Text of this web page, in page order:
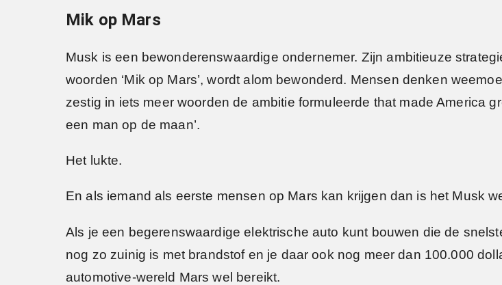
Mik op Mars
Musk is een bewonderenswaardige ondernemer. Zijn ambitieuze
woorden ‘Mik op Mars’, wordt alom bewonderd. Mensen denken
zestig in iets meer woorden de ambitie formuleerde that made America
een man op de maan’.
Het lukte.
En als iemand als eerste mensen op Mars kan krijgen dan is het Musk
Als je een begerenswaardige elektrische auto kunt bouwen die de
nog zo zuinig is met brandstof en je daar ook nog meer dan 100.000
automotive-wereld Mars wel bereikt.